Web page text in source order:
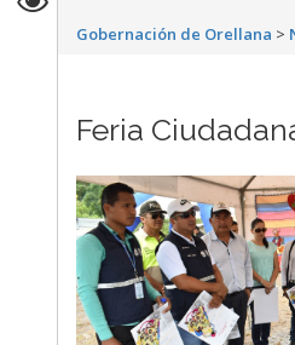
Gobernación de Orellana >
Feria